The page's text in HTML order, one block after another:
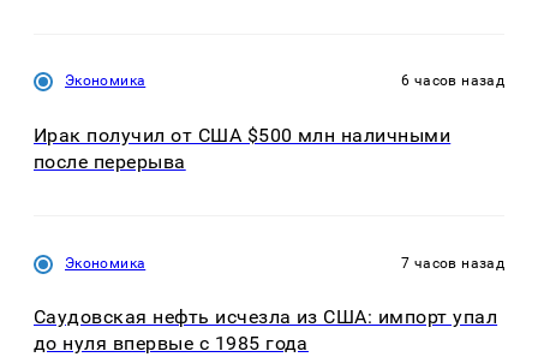
Экономика 6 часов назад
Ирак получил от США $500 млн наличными
после перерыва
Экономика 7 часов назад
Саудовская нефть исчезла из США: импорт упал
до нуля впервые с 1985 года